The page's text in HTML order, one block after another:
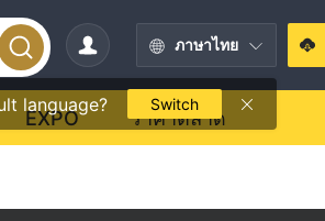
ภาษาไทย
language? Switch
EXPO ราคาตลาด